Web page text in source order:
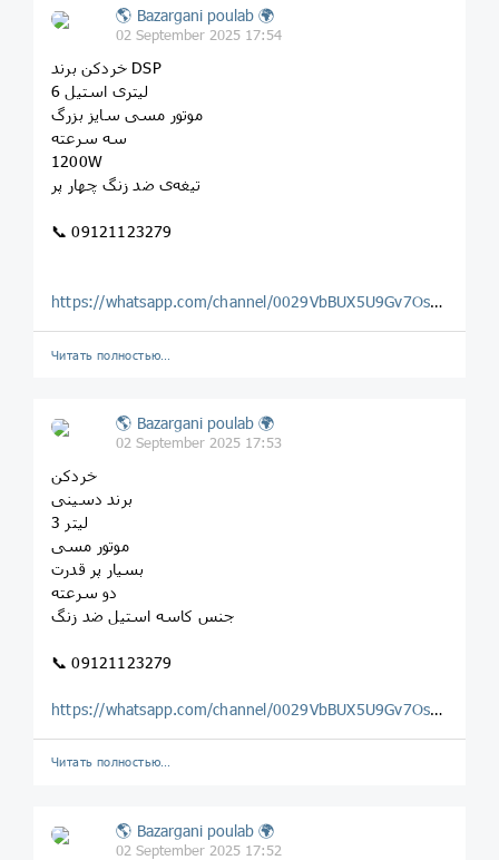
🌎 Bazargani poulab 🌍
02 September 2025 17:54
خردکن برند DSP
6 لیتری استیل
موتور مسی سایز بزرگ
سه سرعته
1200W
تیغه‌ی ضد زنگ چهار پر
📞 09121123279
https://whatsapp.com/channel/0029VbBUX5U9Gv7OsLwF2o0H
Читать полностью…
🌎 Bazargani poulab 🌍
02 September 2025 17:53
خردکن
برند دسینی
لیتر 3
موتور مسی
بسیار پر قدرت
دو سرعته
جنس کاسه استیل ضد زنگ
📞 09121123279
https://whatsapp.com/channel/0029VbBUX5U9Gv7OsLwF2o0H
Читать полностью…
🌎 Bazargani poulab 🌍
02 September 2025 17:52